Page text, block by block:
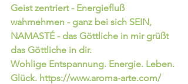
Geist zentriert - Energiefluß
wahrnehmen - ganz bei sich SEIN,
NAMASTÉ - das Göttliche in mir grüßt
das Göttliche in dir.
Wohlige Entspannung. Energie. Leben.
Glück. https://www.aroma-arte.com/